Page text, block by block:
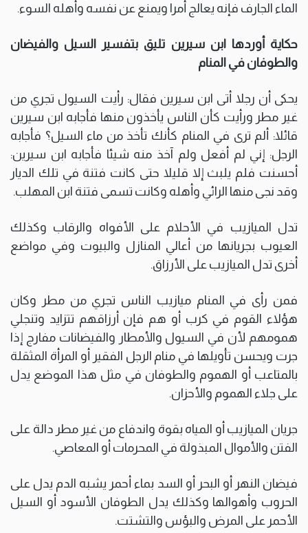
الماء الجارف فإنه يعالج أمرا ويمنع عن نفسه وأهله السوء.
حكاية أوردها ابن سيرين تليق بتفسير السيل والفيضان
والطوفان في المنام
يحكى أن رجلا أتى ابن سيرين فقال: رأيت السيول تجري من
غير مطر ورأيت كأن الناس يأخذون منها فأجابه ابن سيرين
قائلا: ألم ترى في المنام كأنك تأخذ من ماء السيل؟ فأجابه
الرجل: إني لم أفعل ولم آخذ منه شيئا فأجابه ابن سيرين:
أحسنت فلم يلبث إلا قليلا حتى كانت فتنة في تلك الديار
وقد نجى منها الرائي وأهله وكانت تسمى فتنة ابن المهلب.
تدل الميازيب في الأحلام على الأفواه والرقاب وكذلك
العيوب بجريانها من أعالي المنازل والبيوت وفي مواضع
أخرى تدل الميازيب على الأرزاق.
فمن رأى في المنام ميازيب الناس تجري من مطر وكان
هؤلاء القوم في كرب أو هم فإن أرزاقهم تتزايد وتنجلي
همومهم لأن في السيول والأمطار والفيضانات مفارج إذا
جرت ويحسن تأويلها في منام الرجل الفقير أو المرأة المثقلة
بالمتاعب أو الهموم والطوفان في مثل هذا الموضع يدل
على جلاء الهموم والأحزان.
جريان الميازيب أو المياه بقوة واندفاع من غير مطر دالة على
الفتن والأموال المبذولة في المحرمات أو المعاصي.
فيضان النهر أو البحر أو السد بماء أحمر يشبه الدم يدل على
الحروب وأهوالها وكذلك يدل الطوفان الأسود أو السيل
الأحمر على المرض والبؤس والتشتت.